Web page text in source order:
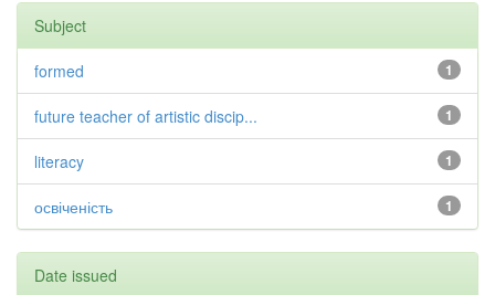
Subject
1
formed
1
future teacher of artistic discip...
1
literacy
1
освіченість
Date issued